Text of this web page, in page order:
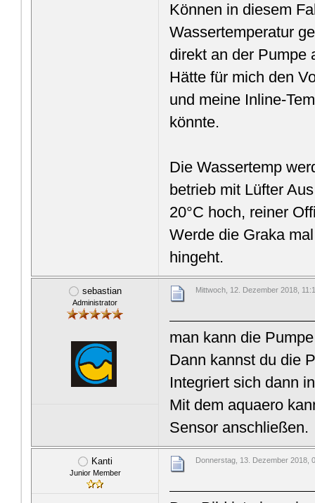
Können in diesem
Wassertemperatur
direkt an der Pumpe
Hätte für mich den
und meine Inline-
könnte.
Die Wassertemp
betrieb mit Lüfter
20°C hoch, reiner
Werde die Graka
hingeht.
sebastian
Administrator
Mittwoch, 12. Dezember 2018,
man kann die
Dann kannst du die
Integriert sich dann
Mit dem aquaero
Sensor anschließen.
Kanti
Junior Member
Donnerstag, 13. Dezember 2018,